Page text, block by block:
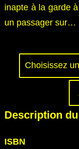
inapte à la garde
un passager sur…
Description
ISBN